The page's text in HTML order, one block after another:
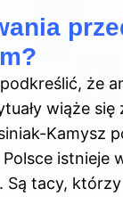
że
wiąże się
Kamysz
istnieje
Są tacy,